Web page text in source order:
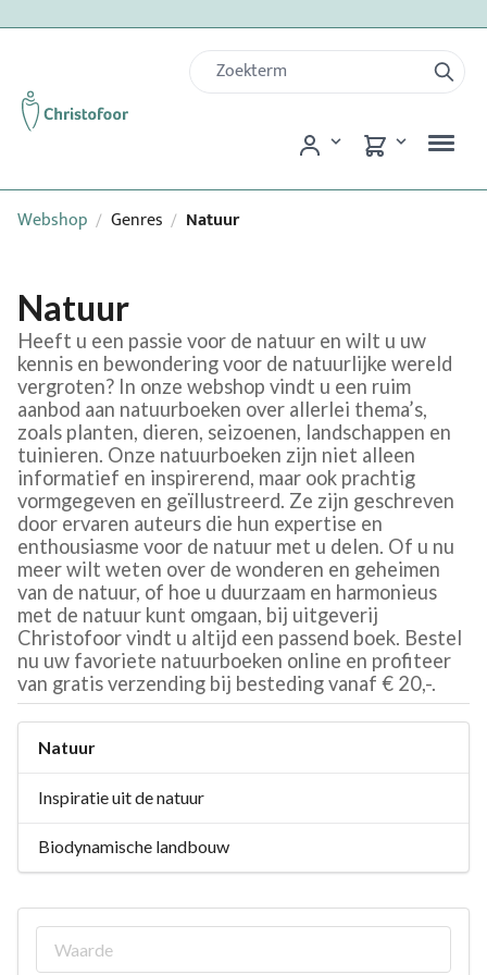
Webshop / Genres / Natuur
Natuur
Heeft u een passie voor de natuur en wilt u uw
kennis en bewondering voor de natuurlijke wereld
vergroten? In onze webshop vindt u een ruim
aanbod aan natuurboeken over allerlei thema’s,
zoals planten, dieren, seizoenen, landschappen en
tuinieren. Onze natuurboeken zijn niet alleen
informatief en inspirerend, maar ook prachtig
vormgegeven en geïllustreerd. Ze zijn geschreven
door ervaren auteurs die hun expertise en
enthousiasme voor de natuur met u delen. Of u nu
meer wilt weten over de wonderen en geheimen
van de natuur, of hoe u duurzaam en harmonieus
met de natuur kunt omgaan, bij uitgeverij
Christofoor vindt u altijd een passend boek. Bestel
nu uw favoriete natuurboeken online en profiteer
van gratis verzending bij besteding vanaf € 20,-.
Natuur
Inspiratie uit de natuur
Biodynamische landbouw